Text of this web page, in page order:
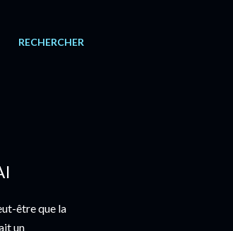
RECHERCHER
être que la
un